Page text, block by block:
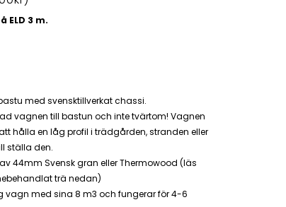
ELD 3 m.
med svensktillverkat chassi.
vagnen till bastun och inte tvärtom! Vagnen
hålla en låg profil i trädgården, stranden eller
ställa den.
44mm Svensk gran eller Thermowood (läs
trä nedan)
vagn med sina 8 m3 och fungerar för 4-6